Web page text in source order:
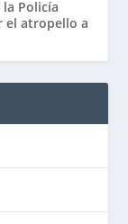
Policía
el atropello a